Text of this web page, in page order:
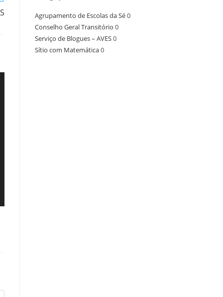
Agrupamento de Escolas da Sé0
Conselho Geral Transitório 0
Serviço de Blogues – AVES0
Sítio com Matemática0